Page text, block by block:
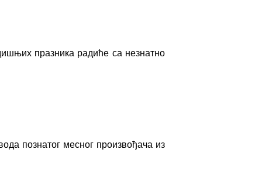
празника радиће са незнатно
познатог месног произвођача из